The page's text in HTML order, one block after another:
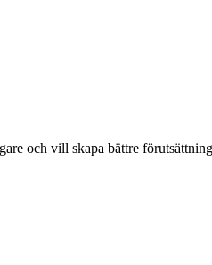
och vill skapa bättre